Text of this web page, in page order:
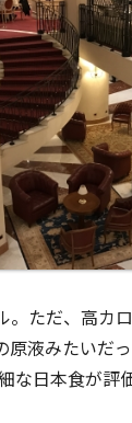
。ただ、高カ
原液みたいだ
な日本食が評